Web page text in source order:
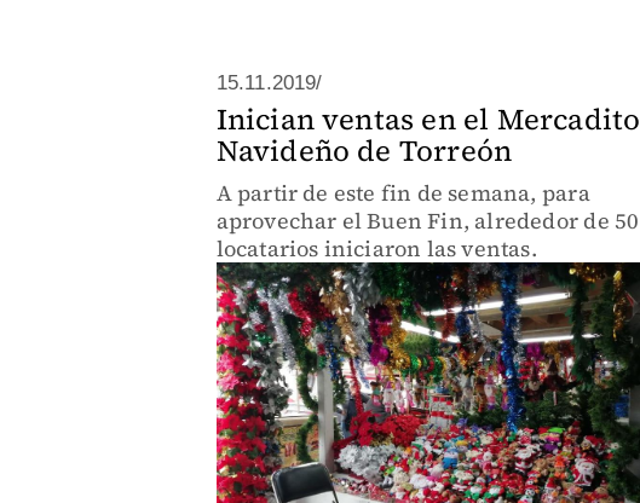
15.11.2019/
Inician ventas en el Mercadito
Navideño de Torreón
A partir de este fin de semana, para
aprovechar el Buen Fin, alrededor de 50
locatarios iniciaron las ventas.